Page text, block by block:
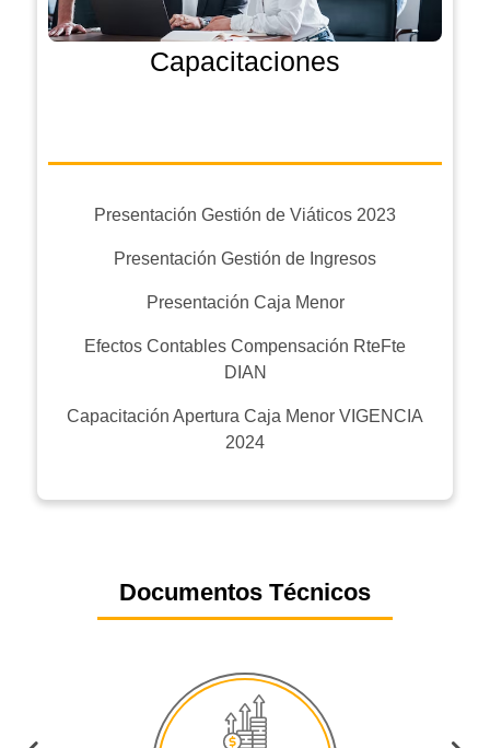
Capacitaciones
Presentación Gestión de Viáticos 2023
Presentación Gestión de Ingresos
Presentación Caja Menor
Efectos Contables Compensación RteFte
DIAN
Capacitación Apertura Caja Menor VIGENCIA
2024
Documentos Técnicos